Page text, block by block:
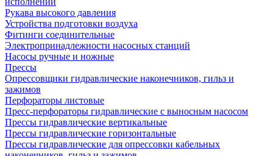
Рукава высокого давления
Устройства подготовки воздуха
Фитинги соединительные
Электропринадлежности насосных станций
Насосы ручные и ножные
Прессы
Опрессовщики гидравлические наконечников, гильз и
зажимов
Перфораторы листовые
Пресс-перфораторы гидравлические с выносным насосом
Прессы гидравлические вертикальные
Прессы гидравлические горизонтальные
Прессы гидравлические для опрессовки кабельных